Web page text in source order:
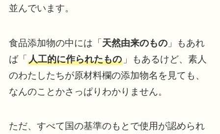
並んでいます。
食品添加物の中には「天然由来のもの」もあれ
ば「人工的に作られたもの」もあるけど、素人
のわたしたちが原材料欄の添加物名を見ても、
なんのことかさっぱりわかりません。
ただ、すべて国の基準のもとで使用が認められ